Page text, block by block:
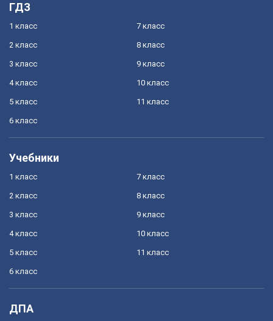
ГДЗ
1 класс
2 класс
3 класс
4 класс
5 класс
6 класс
7 класс
8 класс
9 класс
10 класс
11 класс
Учебники
1 класс
2 класс
3 класс
4 класс
5 класс
6 класс
7 класс
8 класс
9 класс
10 класс
11 класс
ДПА